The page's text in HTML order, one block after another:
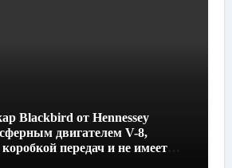
Blackbird от Hennessey
двигателем V-8,
передач и не имеет